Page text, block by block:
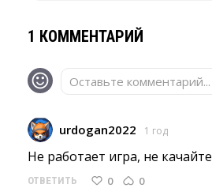
1 КОММЕНТАРИЙ
Оставьте комментарий...
urdogan2022 1 год
Не работает игра, не качайте
ОТВЕТИТЬ 0 0